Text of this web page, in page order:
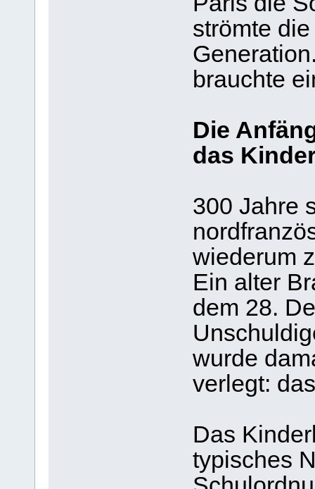
strömte
brauchte
Die
das
300 Jahre
wiederum
Ein alter
dem 28.
wurde
verlegt:
Das
typisches